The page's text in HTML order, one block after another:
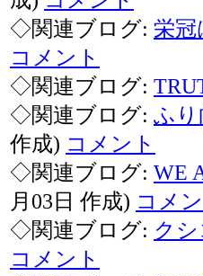
◇関連ブログ: 栄冠
コメント
◇関連ブログ:
◇関連ブログ: ふり
作成) コメント
◇関連ブログ: WE
月03日 作成) コメ
◇関連ブログ: クシ
コメント